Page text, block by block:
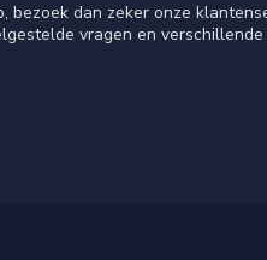
dan zeker onze
vragen en verschillende